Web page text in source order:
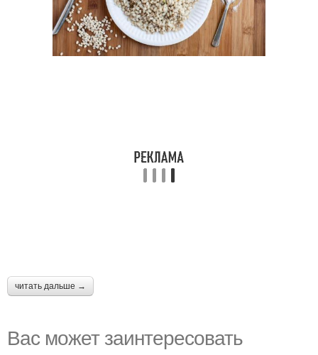
читать дальше →
Вас может заинтересовать